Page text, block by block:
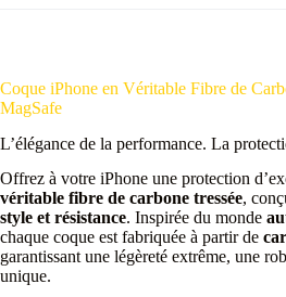
Coque iPhone en Véritable Fibre de
MagSafe
L’élégance de la performance. La
Offrez à votre iPhone une protection
véritable fibre de carbone tressée,
style et résistance. Inspirée du monde
chaque coque est fabriquée à partir de
garantissant une légèreté extrême, une
unique.